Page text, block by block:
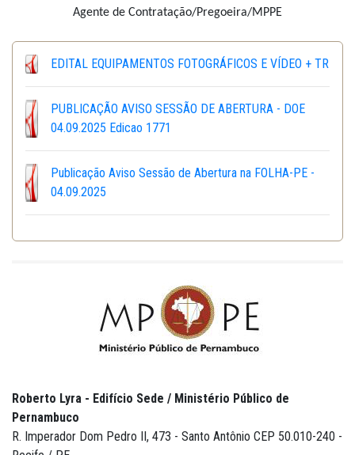
Agente de Contratação/Pregoeira/MPPE
EDITAL EQUIPAMENTOS FOTOGRÁFICOS E VÍDEO + TR
PUBLICAÇÃO AVISO SESSÃO DE ABERTURA - DOE
04.09.2025 Edicao 1771
Publicação Aviso Sessão de Abertura na FOLHA-PE -
04.09.2025
Roberto Lyra - Edifício Sede / Ministério Público de
Pernambuco
R. Imperador Dom Pedro II, 473 - Santo Antônio CEP 50.010-240 -